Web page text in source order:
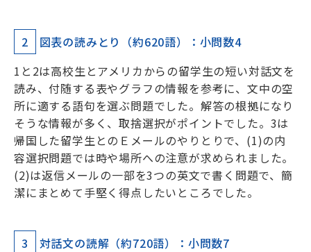
2
図表の読みとり（約620語）：小問数4
1と2は高校生とアメリカからの留学生の短い対話文を
読み、付随する表やグラフの情報を参考に、文中の空
所に適する語句を選ぶ問題でした。解答の根拠になり
そうな情報が多く、取捨選択がポイントでした。3は
帰国した留学生とのＥメールのやりとりで、(1)の内
容選択問題では時や場所への注意が求められました。
(2)は返信メールの一部を3つの英文で書く問題で、簡
潔にまとめて手堅く得点したいところでした。
3
対話文の読解（約720語）：小問数7